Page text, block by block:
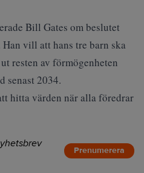
Bill Gates om beslutet
vill att hans tre barn ska
resten av förmögenheten
senast 2034.
hitta värden när alla föredrar
Prenumerera